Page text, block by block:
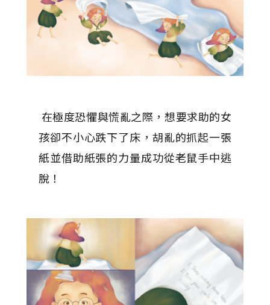
在極度恐懼與慌亂之際，想要求助的女
孩卻不小心跌下了床，胡亂的抓起一張
紙並借助紙張的力量成功從老鼠手中逃
脫！